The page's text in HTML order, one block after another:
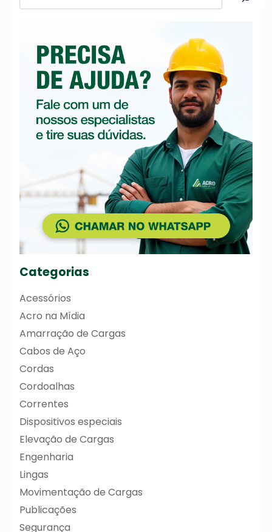
Categorias
Acessórios
Acro na Mídia
Amarração de Cargas
Cabos de Aço
Cordas
Cordoalhas
Correntes
Dispositivos especiais
Elevação de Cargas
Engenharia
Lingas
Movimentação de Cargas
Publicações
Segurança